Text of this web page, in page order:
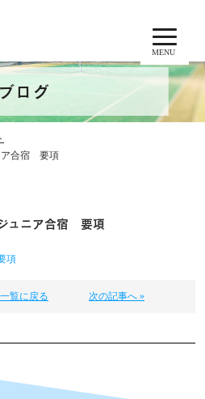
MENU
ブログ
ア合宿 要項
ュニア合宿 要項
項
一覧に戻る 次の記事へ »